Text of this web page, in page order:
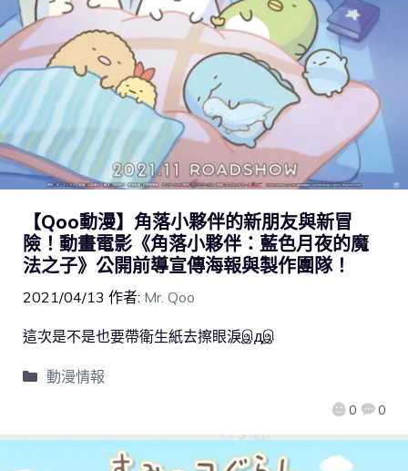
【Qoo動漫】角落小夥伴的新朋友與新冒
險！動畫電影《角落小夥伴：藍色月夜的魔
法之子》公開前導宣傳海報與製作團隊！
2021/04/13 作者: Mr. Qoo
0 0
這次是不是也要帶衛生紙去擦眼淚இдஇ
動漫情報